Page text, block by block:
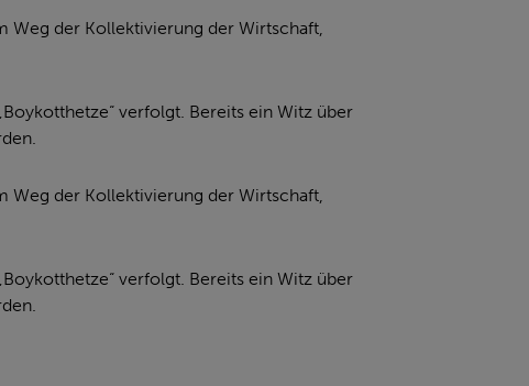
Weg der Kollektivierung der Wirtschaft,
verfolgt. Bereits ein Witz über
Weg der Kollektivierung der Wirtschaft,
verfolgt. Bereits ein Witz über